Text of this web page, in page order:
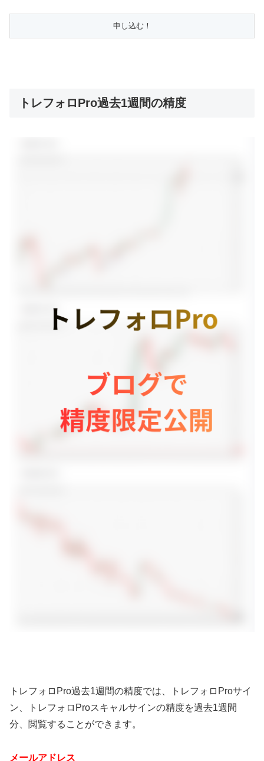
トレフォロPro過去1週間の精度
トレフォロPro過去1週間の精度では、トレフォロProサイ
ン、トレフォロProスキャルサインの精度を過去1週間
分、閲覧することができます。
メールアドレス